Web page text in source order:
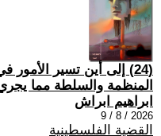
(24) إلى أين تسير
المنظمة والسلطة مما
ابراهيم ابراش
2026 / 8 / 9
القضية الفلسطينية